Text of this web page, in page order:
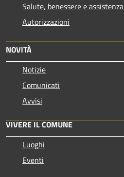
Salute, benessere e assistenza
Autorizzazioni
NOVITÀ
Notizie
Comunicati
Avvisi
VIVERE IL COMUNE
Luoghi
Eventi